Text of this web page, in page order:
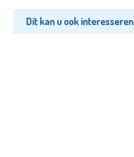
Dit kan u ook interesseren